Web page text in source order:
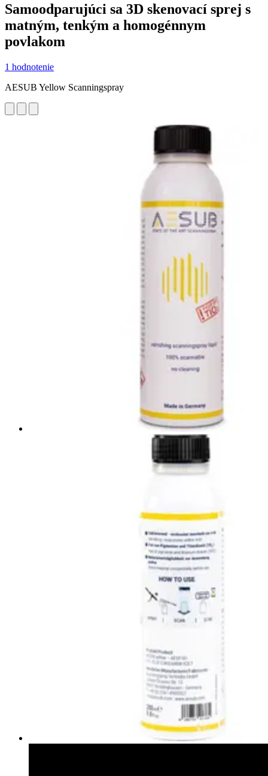
Samoodparujúci sa 3D skenovací sprej s
matným, tenkým a homogénnym
povlakom
1 hodnotenie
AESUB Yellow Scanningspray